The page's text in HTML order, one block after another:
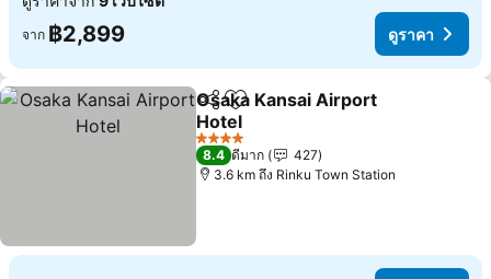
จาก ฿2,899 ดูราคา
แชร์ เพิ่มในรายการโปรด
Osaka Kansai Airport
Hotel
4 ดาว
8.4 ดีมาก
427
3.6 km ถึง Rinku Town Station